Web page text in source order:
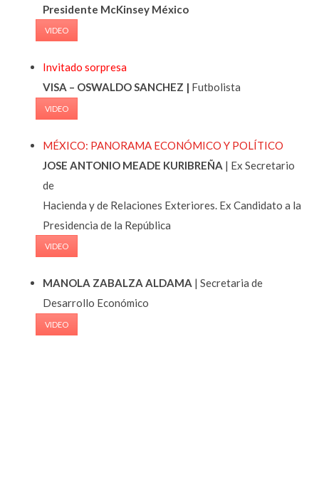
Presidente McKinsey México
VIDEO
Invitado sorpresa
VISA – OSWALDO SANCHEZ | Futbolista
VIDEO
MÉXICO: PANORAMA ECONÓMICO Y POLÍTICO
JOSE ANTONIO MEADE KURIBREÑA | Ex Secretario
de
Hacienda y de Relaciones Exteriores. Ex Candidato a la
Presidencia de la República
VIDEO
MANOLA ZABALZA ALDAMA | Secretaria de
Desarrollo Económico
VIDEO